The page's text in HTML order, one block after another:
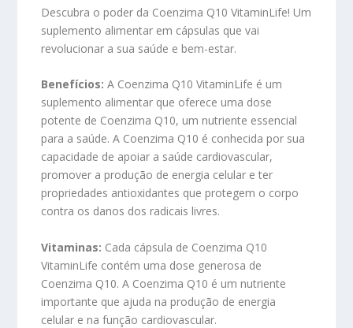
Descubra o poder da Coenzima Q10 VitaminLife! Um
suplemento alimentar em cápsulas que vai
revolucionar a sua saúde e bem-estar.
Benefícios: A Coenzima Q10 VitaminLife é um
suplemento alimentar que oferece uma dose
potente de Coenzima Q10, um nutriente essencial
para a saúde. A Coenzima Q10 é conhecida por sua
capacidade de apoiar a saúde cardiovascular,
promover a produção de energia celular e ter
propriedades antioxidantes que protegem o corpo
contra os danos dos radicais livres.
Vitaminas: Cada cápsula de Coenzima Q10
VitaminLife contém uma dose generosa de
Coenzima Q10. A Coenzima Q10 é um nutriente
importante que ajuda na produção de energia
celular e na função cardiovascular.